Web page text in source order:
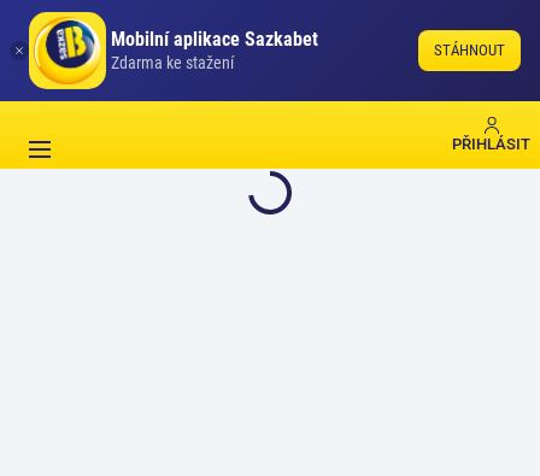
Mobilní aplikace Sazkabet
Zdarma ke stažení
STÁHNOUT
PŘIHLÁSIT